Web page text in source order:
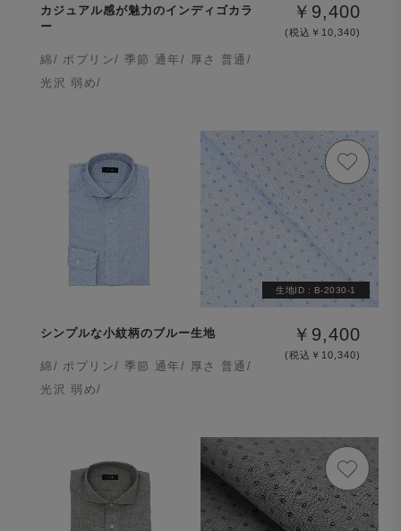
カジュアル感が魅力のインディゴカラ
ー
綿/ ポプリン/ 季節 通年/ 厚さ 普通/
光沢 弱め/
￥9,400
(税込￥10,340)
生地ID : B-2030-1
シンプルな小紋柄のブルー生地
綿/ ポプリン/ 季節 通年/ 厚さ 普通/
光沢 弱め/
￥9,400
(税込￥10,340)